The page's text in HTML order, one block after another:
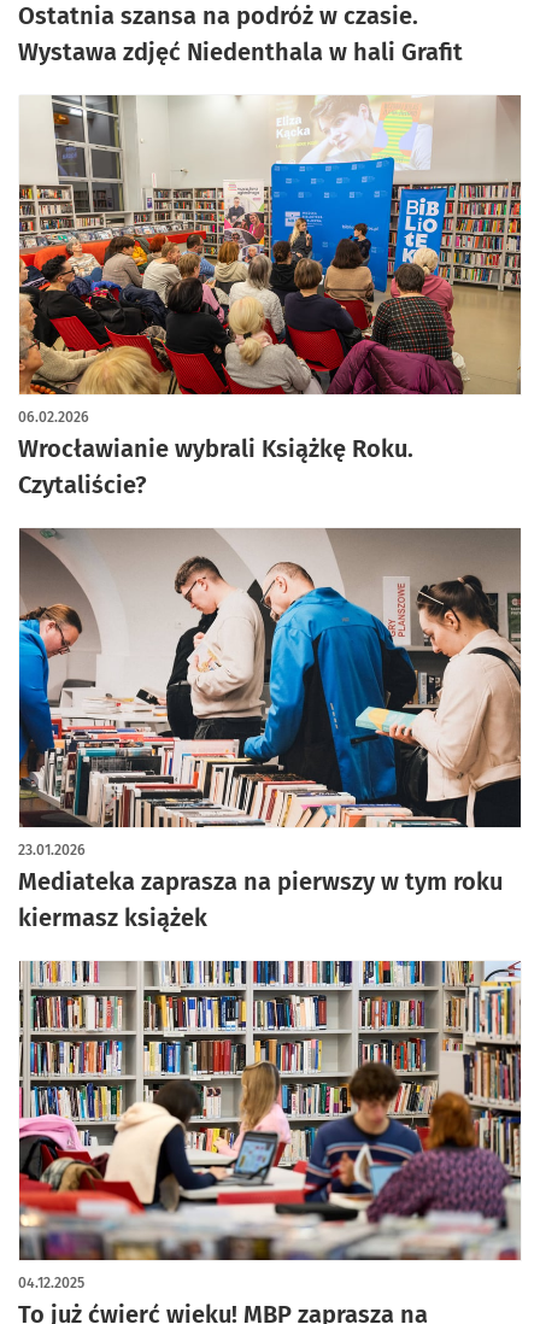
Ostatnia szansa na podróż w czasie.
Wystawa zdjęć Niedenthala w hali Grafit
Wrocławianie wybrali Książkę Roku.
Czytaliście?
06.02.2026
Mediateka zaprasza na pierwszy w tym roku
kiermasz książek
23.01.2026
To już ćwierć wieku! MBP zaprasza na
04.12.2025